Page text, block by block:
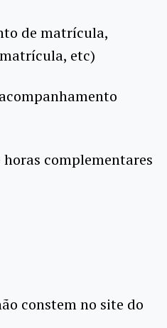
de matrícula,
etc)
complementares
constem no site do